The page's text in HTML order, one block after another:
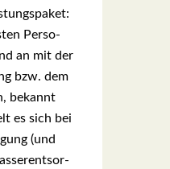
Per­so­
an mit der
bzw. dem
bekannt
es sich bei
(und